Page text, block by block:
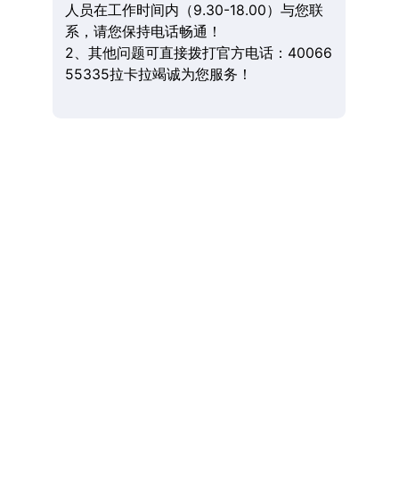
人员在工作时间内（9.30-18.00）与您联
系，请您保持电话畅通！
2、其他问题可直接拨打官方电话：40066
55335拉卡拉竭诚为您服务！